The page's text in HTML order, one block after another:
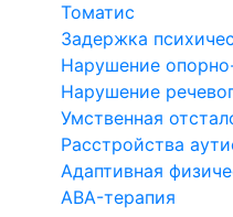
Томатис
Задержка
Нарушение
Нарушение
Умственная
Расстройства
Адаптивная
ABA-терапия